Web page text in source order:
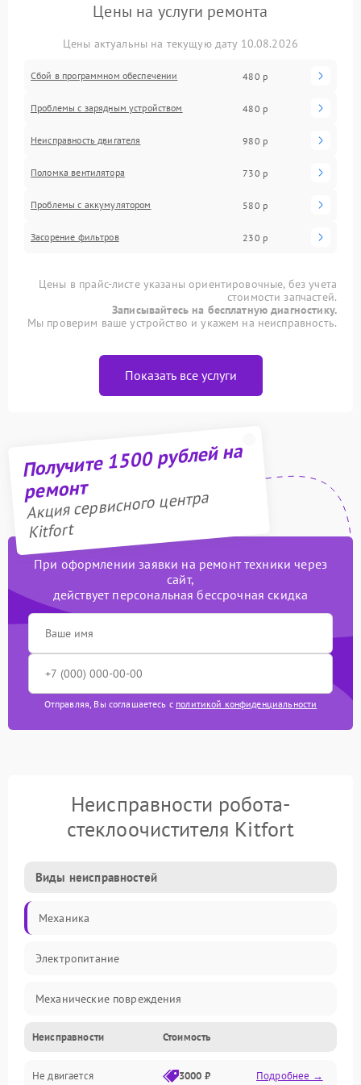
Цены на услуги ремонта
Цены актуальны на текущую дату 10.08.2026
Сбой в программном обеспечении 480 р
Проблемы с зарядным устройством 480 р
Неисправность двигателя 980 р
Поломка вентилятора 730 р
Проблемы с аккумулятором 580 р
Засорение фильтров 230 р
Цены в прайс-листе указаны ориентировочные, без учета
стоимости запчастей.
Записывайтесь на бесплатную диагностику.
Мы проверим ваше устройство и укажем на неисправность.
Показать все услуги
Получите 1500 рублей на
ремонт
Акция сервисного центра
Kitfort
При оформлении заявки на ремонт техники через
сайт,
действует персональная бессрочная скидка
Отправляя, Вы соглашаетесь с политикой конфиденциальности
Неисправности робота-
стеклоочистителя Kitfort
Виды неисправностей
Механика
Электропитание
Механические повреждения
Электроника
Управление
Неисправности Стоимость
Не двигается 3000 ₽ Подробнее →